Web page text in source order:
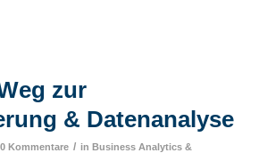
zur
& Datenanalyse
0 Kommentare / in Business Analytics &